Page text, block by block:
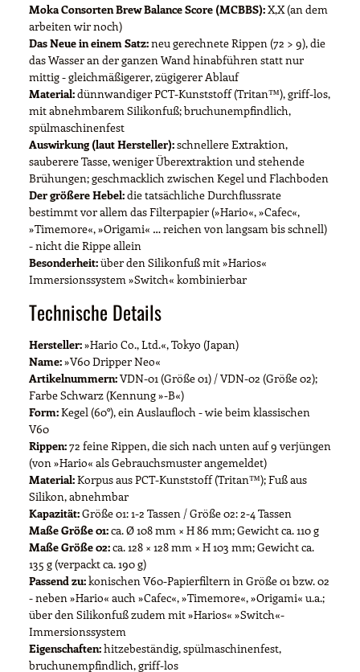
Moka Consorten Brew Balance Score (MCBBS):X,X (an dem
arbeiten wir noch)
Das Neue in einem Satz:neu gerechnete Rippen (72 > 9), die
das Wasser an der ganzen Wand hinabführen statt nur
mittig - gleichmäßigerer, zügigerer Ablauf
Material:dünnwandiger PCT-Kunststoff (Tritan™), griff-los,
mit abnehmbarem Silikonfuß; bruchunempfindlich,
spülmaschinenfest
Auswirkung (laut Hersteller):schnellere Extraktion,
sauberere Tasse, weniger Überextraktion und stehende
Brühungen; geschmacklich zwischen Kegel und Flachboden
Der größere Hebel:die tatsächliche Durchflussrate
bestimmt vor allem das Filterpapier (»Hario«, »Cafec«,
»Timemore«, »Origami« … reichen von langsam bis schnell)
- nicht die Rippe allein
Besonderheit:über den Silikonfuß mit »Harios«
Immersionssystem »Switch« kombinierbar
Technische Details
Hersteller:»Hario Co., Ltd.«, Tokyo (Japan)
Name:»V60 Dripper Neo«
Artikelnummern:VDN-01 (Größe 01) / VDN-02 (Größe 02);
Farbe Schwarz (Kennung »-B«)
Form:Kegel (60°), ein Auslaufloch - wie beim klassischen
V60
Rippen:72 feine Rippen, die sich nach unten auf 9 verjüngen
(von »Hario« als Gebrauchsmuster angemeldet)
Material:Korpus aus PCT-Kunststoff (Tritan™); Fuß aus
Silikon, abnehmbar
Kapazität:Größe 01: 1-2 Tassen / Größe 02: 2-4 Tassen
Maße Größe 01:ca. Ø 108 mm × H 86 mm; Gewicht ca. 110 g
Maße Größe 02:ca. 128 × 128 mm × H 103 mm; Gewicht ca.
135 g (verpackt ca. 190 g)
Passend zu:konischen V60-Papierfiltern in Größe 01 bzw. 02
- neben »Hario« auch »Cafec«, »Timemore«, »Origami« u.a.;
über den Silikonfuß zudem mit »Harios« »Switch«-
Immersionssystem
Eigenschaften:hitzebeständig, spülmaschinenfest,
bruchunempfindlich, griff-los